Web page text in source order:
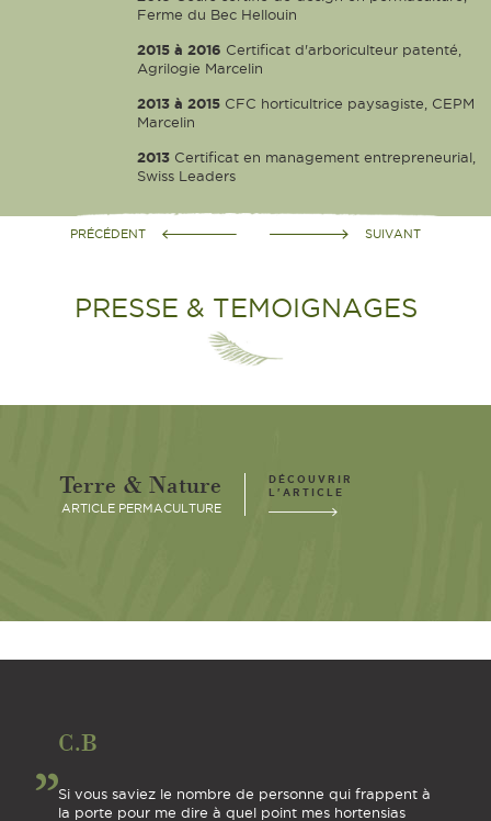
Ferme du Bec Hellouin
2015 à 2016 Certificat d'arboriculteur patenté,
Agrilogie Marcelin
2013 à 2015 CFC horticultrice paysagiste, CEPM
Marcelin
2013 Certificat en management entrepreneurial,
Swiss Leaders
PRÉCÉDENT SUIVANT
PRESSE & TEMOIGNAGES
Terre & Nature
ARTICLE PERMACULTURE
DÉCOUVRIR
L'ARTICLE
C.B
Si vous saviez le nombre de personne qui frappent à
la porte pour me dire à quel point mes hortensias